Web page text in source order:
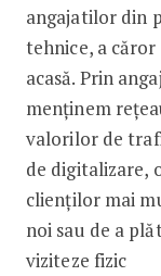
angajatilor din
tehnice, a
acasă. Prin
menținem
valorilor de
de digitalizare,
clienților mai
noi sau de a
viziteze fizic